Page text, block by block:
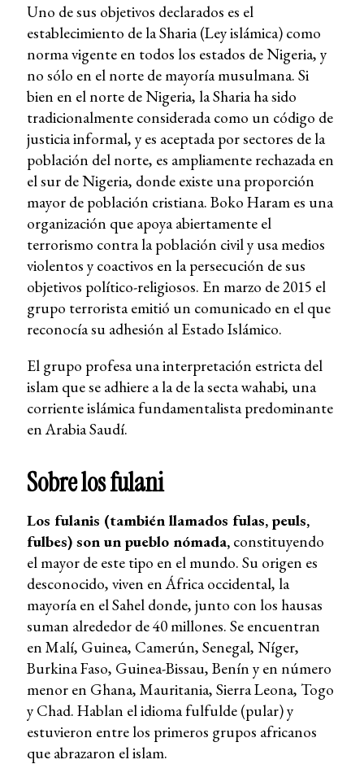
Uno de sus objetivos declarados es el
establecimiento de la Sharia (Ley islámica) como
norma vigente en todos los estados de Nigeria,​ y
no sólo en el norte de mayoría musulmana. Si
bien en el norte de Nigeria, la Sharia ha sido
tradicionalmente considerada como un código de
justicia informal, y es aceptada por sectores de la
población del norte, es ampliamente rechazada en
el sur de Nigeria, donde existe una proporción
mayor de población cristiana. Boko Haram es una
organización que apoya abiertamente el
terrorismo contra la población civil y usa medios
violentos y coactivos en la persecución de sus
objetivos político-religiosos. En marzo de 2015 el
grupo terrorista emitió un comunicado en el que
reconocía su adhesión al Estado Islámico.
El grupo profesa una interpretación estricta del
islam que se adhiere a la de la secta wahabi, una
corriente islámica fundamentalista predominante
en Arabia Saudí.
Sobre los fulani
Los fulanis (también llamados fulas, peuls,
fulbes) son un pueblo nómada,constituyendo
el mayor de este tipo en el mundo. Su origen es
desconocido, viven en África occidental, la
mayoría en el Sahel donde, junto con los hausas
suman alrededor de 40 millones. Se encuentran
en Malí, Guinea, Camerún, Senegal, Níger,
Burkina Faso, Guinea-Bissau, Benín y en número
menor en Ghana, Mauritania, Sierra Leona, Togo
y Chad. Hablan el idioma fulfulde (pular) y
estuvieron entre los primeros grupos africanos
que abrazaron el islam.